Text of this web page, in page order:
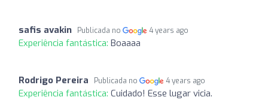
safis avakin Publicada no 4 years ago
Experiência fantástica: Boaaaa
Rodrigo Pereira Publicada no 4 years ago
Experiência fantástica: Cuidado! Esse lugar vicia.